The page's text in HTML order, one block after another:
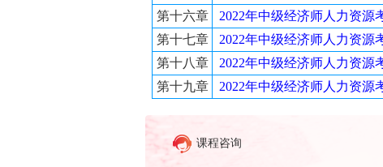
第十六章
2022年中级经济师人力资源
第十七章
2022年中级经济师人力资源
第十八章
2022年中级经济师人力资源
第十九章
2022年中级经济师人力资源
课程咨询